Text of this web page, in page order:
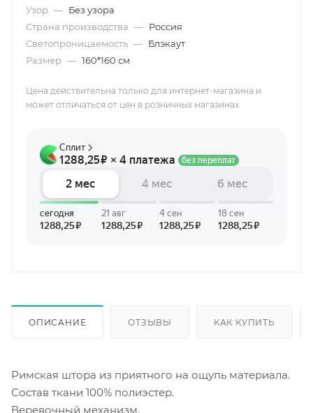
Узор — Без узора
Страна производства — Россия
Светопроницаемость — Блэкаут
Размер — 160*160 см
Цена действительна только для интернет-магазина и
может отличаться от цен в розничных магазинах
ОПИСАНИЕ ОТЗЫВЫ КАК КУПИТЬ
Римская штора из приятного на ощупь материала.
Состав ткани 100% полиэстер.
Веревочный механизм.